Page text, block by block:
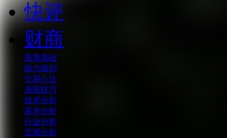
快评
财商
股票基础
能力级别
交易心法
选股技巧
技术分析
基本分析
行业分析
宏观分析